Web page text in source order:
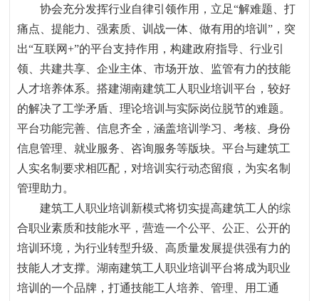
协会充分发挥行业自律引领作用，立足“解难题、打
痛点、提能力、强素质、训战一体、做有用的培训”，突
出“互联网+”的平台支持作用，构建政府指导、行业引
领、共建共享、企业主体、市场开放、监管有力的技能
人才培养体系。搭建湖南建筑工人职业培训平台，较好
的解决了工学矛盾、理论培训与实际岗位脱节的难题。
平台功能完善、信息齐全，涵盖培训学习、考核、身份
信息管理、就业服务、咨询服务等版块。平台与建筑工
人实名制要求相匹配，对培训实行动态留痕，为实名制
管理助力。
建筑工人职业培训新模式将切实提高建筑工人的综
合职业素质和技能水平，营造一个公平、公正、公开的
培训环境，为行业转型升级、高质量发展提供强有力的
技能人才支撑。湖南建筑工人职业培训平台将成为职业
培训的一个品牌，打通技能工人培养、管理、用工通